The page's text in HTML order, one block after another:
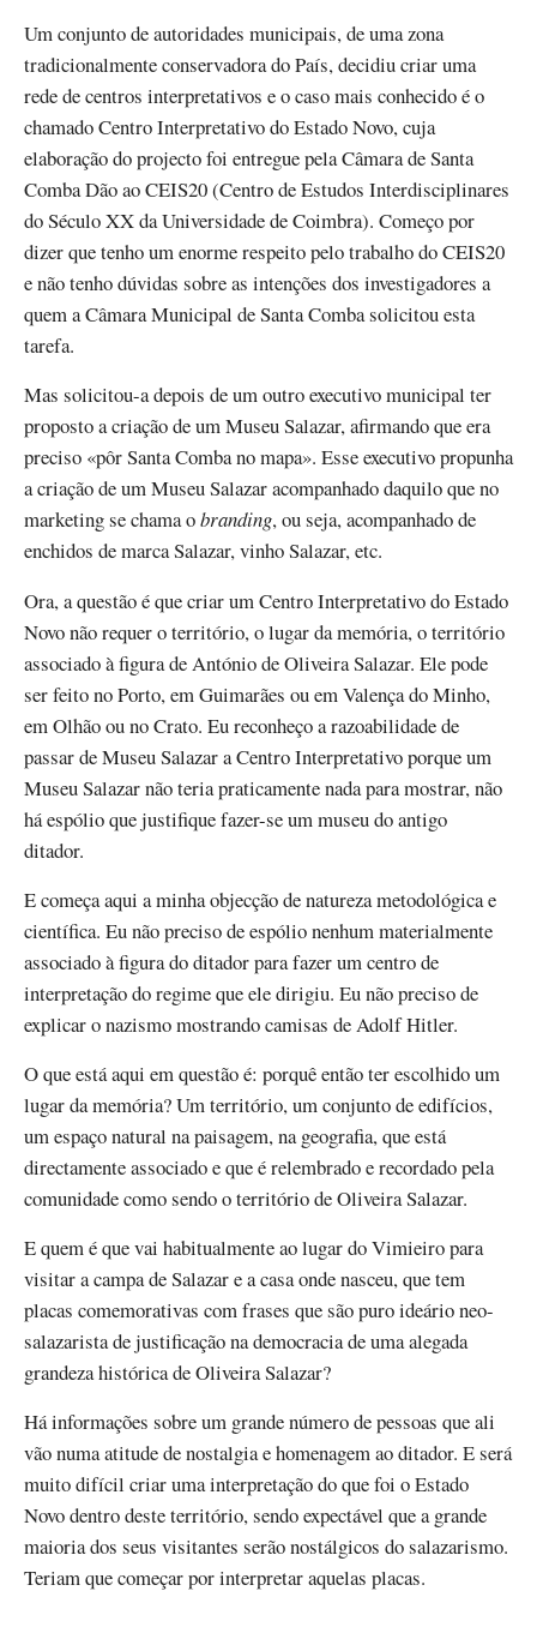
Um conjunto de autoridades municipais, de uma zona
tradicionalmente conservadora do País, decidiu criar uma
rede de centros interpretativos e o caso mais conhecido é o
chamado Centro Interpretativo do Estado Novo, cuja
elaboração do projecto foi entregue pela Câmara de Santa
Comba Dão ao CEIS20 (Centro de Estudos Interdisciplinares
do Século XX da Universidade de Coimbra). Começo por
dizer que tenho um enorme respeito pelo trabalho do CEIS20
e não tenho dúvidas sobre as intenções dos investigadores a
quem a Câmara Municipal de Santa Comba solicitou esta
tarefa.
Mas solicitou-a depois de um outro executivo municipal ter
proposto a criação de um Museu Salazar, afirmando que era
preciso «pôr Santa Comba no mapa». Esse executivo propunha
a criação de um Museu Salazar acompanhado daquilo que no
marketing se chama obranding, ou seja, acompanhado de
enchidos de marca Salazar, vinho Salazar, etc.
Ora, a questão é que criar um Centro Interpretativo do Estado
Novo não requer o território, o lugar da memória, o território
associado à figura de António de Oliveira Salazar. Ele pode
ser feito no Porto, em Guimarães ou em Valença do Minho,
em Olhão ou no Crato. Eu reconheço a razoabilidade de
passar de Museu Salazar a Centro Interpretativo porque um
Museu Salazar não teria praticamente nada para mostrar, não
há espólio que justifique fazer-se um museu do antigo
ditador.
E começa aqui a minha objecção de natureza metodológica e
científica. Eu não preciso de espólio nenhum materialmente
associado à figura do ditador para fazer um centro de
interpretação do regime que ele dirigiu. Eu não preciso de
explicar o nazismo mostrando camisas de Adolf Hitler.
O que está aqui em questão é: porquê então ter escolhido um
lugar da memória? Um território, um conjunto de edifícios,
um espaço natural na paisagem, na geografia, que está
directamente associado e que é relembrado e recordado pela
comunidade como sendo o território de Oliveira Salazar.
E quem é que vai habitualmente ao lugar do Vimieiro para
visitar a campa de Salazar e a casa onde nasceu, que tem
placas comemorativas com frases que são puro ideário neo-
salazarista de justificação na democracia de uma alegada
grandeza histórica de Oliveira Salazar?
Há informações sobre um grande número de pessoas que ali
vão numa atitude de nostalgia e homenagem ao ditador. E será
muito difícil criar uma interpretação do que foi o Estado
Novo dentro deste território, sendo expectável que a grande
maioria dos seus visitantes serão nostálgicos do salazarismo.
Teriam que começar por interpretar aquelas placas.